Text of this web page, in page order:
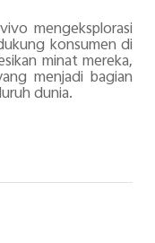
mengeksplorasi
konsumen di
minat mereka,
menjadi bagian
dunia.